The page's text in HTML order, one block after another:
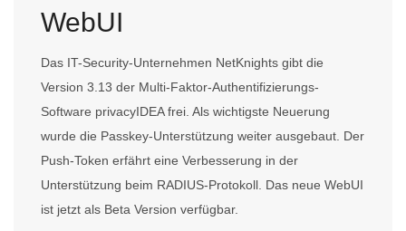
WebUI
Das IT-Security-Unternehmen NetKnights gibt die
Version 3.13 der Multi-Faktor-Authentifizierungs-
Software privacyIDEA frei. Als wichtigste Neuerung
wurde die Passkey-Unterstützung weiter ausgebaut. Der
Push-Token erfährt eine Verbesserung in der
Unterstützung beim RADIUS-Protokoll. Das neue WebUI
ist jetzt als Beta Version verfügbar.